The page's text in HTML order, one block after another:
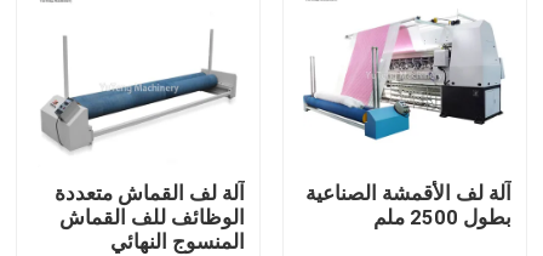
فيديوهات
معلومات عنا
جولة في المعمل
آلة لف الأقمشة الصناعية
بطول 2500 ملم
آلة لف القماش متعددة
الوظائف للف القماش
المنسوج النهائي